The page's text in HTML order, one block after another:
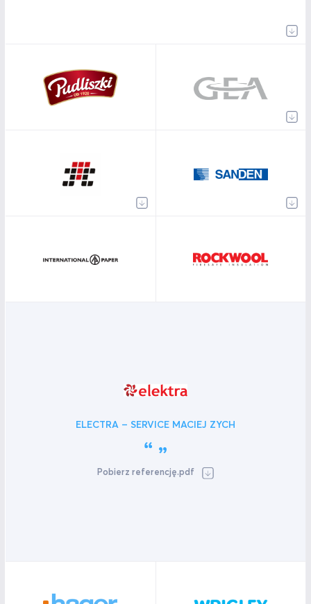
ELECTRA – SERVICE MACIEJ ZYCH
Pobierz referencję.pdf